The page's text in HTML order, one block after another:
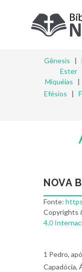
Gênesis |
Ester
Miquéias |
Efésios |
NOVA
Fonte:
Copyrights
4.0
1 Pedro,
Capadócia,